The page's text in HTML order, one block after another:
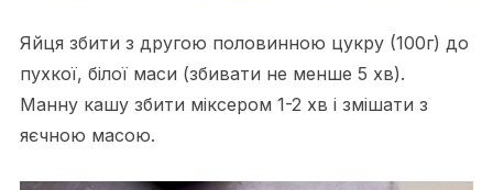
Яйця збити з другою половинною цукру (100г) до
пухкої, білої маси (збивати не менше 5 хв).
Манну кашу збити міксером 1-2 хв і змішати з
яєчною масою.